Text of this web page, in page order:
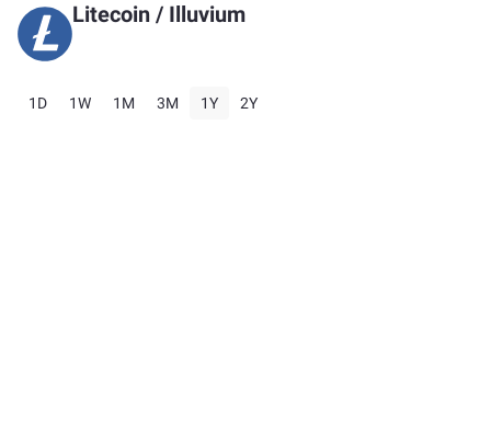
Litecoin / Illuvium
1D 1W 1M 3M 1Y 2Y